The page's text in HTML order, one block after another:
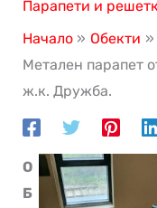
Парапети и
Начало
Обекти
Метален парапет
ж.к. Дружба.
О
Б